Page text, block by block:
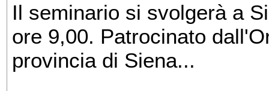
Il seminario si svolgerà a
ore 9,00. Patrocinato
provincia di Siena...